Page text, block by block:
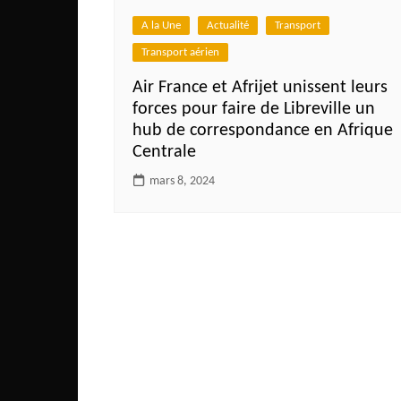
Ethiopie
Gabon
A la Une Actualité Transport
Transport aérien
Air France et Afrijet unissent leurs
forces pour faire de Libreville un
hub de correspondance en Afrique
Centrale
mars 8, 2024